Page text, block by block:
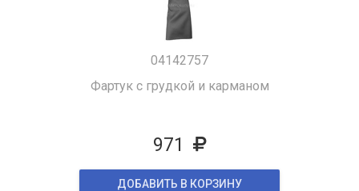
04142757
Фартук с грудкой и карманом
971
ДОБАВИТЬ В КОРЗИНУ